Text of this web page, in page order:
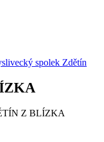
spolek Zdětín